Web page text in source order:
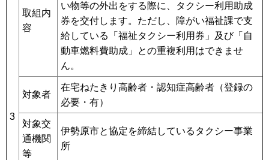
3
取組内
容
い物等の外出をする際に、タクシー利用助成
券を交付します。ただし、障がい福祉課で支
給している「福祉タクシー利用券」及び「自
動車燃料費助成」との重複利用はできませ
ん。
対象者
在宅ねたきり高齢者・認知症高齢者（登録の
必要・有）
対象交
通機関
等
伊勢原市と協定を締結しているタクシー事業
所